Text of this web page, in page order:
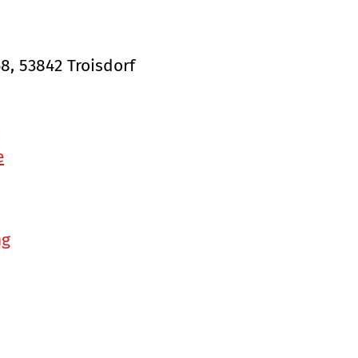
53842 Troisdorf